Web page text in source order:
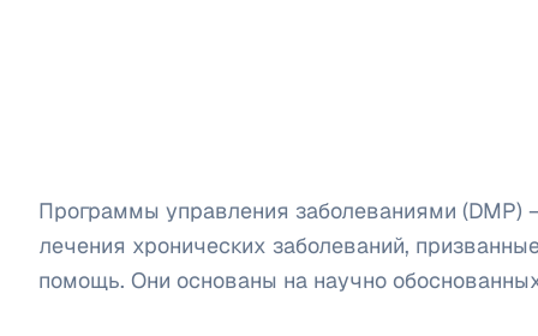
Программы управления заболеваниями (DMP)
лечения хронических заболеваний,
помощь. Они основаны на научно